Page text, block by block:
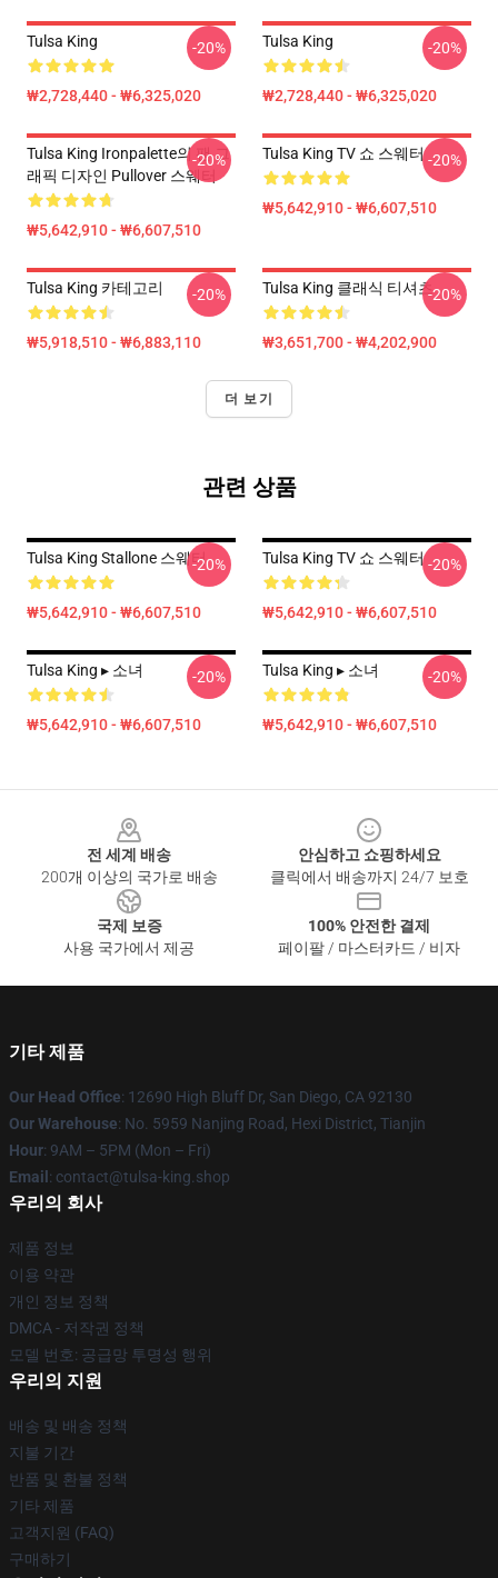
Tulsa King
₩2,728,440 - ₩6,325,020
-20% Tulsa King
₩2,728,440 - ₩6,325,020
-20%
Tulsa King Ironpalette의 팬 그
래픽 디자인 Pullover 스웨터
₩5,642,910 - ₩6,607,510
-20% Tulsa King TV 쇼 스웨터
₩5,642,910 - ₩6,607,510
-20%
Tulsa King 카테고리
₩5,918,510 - ₩6,883,110
-20% Tulsa King 클래식 티셔츠
₩3,651,700 - ₩4,202,900
-20%
더 보기
관련 상품
Tulsa King Stallone 스웨터
₩5,642,910 - ₩6,607,510
-20% Tulsa King TV 쇼 스웨터
₩5,642,910 - ₩6,607,510
-20%
Tulsa King ▸ 소녀
₩5,642,910 - ₩6,607,510
-20% Tulsa King ▸ 소녀
₩5,642,910 - ₩6,607,510
-20%
전 세계 배송
200개 이상의 국가로 배송
안심하고 쇼핑하세요
클릭에서 배송까지 24/7 보호
국제 보증
사용 국가에서 제공
100% 안전한 결제
페이팔 / 마스터카드 / 비자
기타 제품
Our Head Office: 12690 High Bluff Dr, San Diego, CA 92130
Our Warehouse: No. 5959 Nanjing Road, Hexi District, Tianjin
Hour: 9AM – 5PM (Mon – Fri)
Email : contact@tulsa-king.shop
우리의 회사
제품 정보
이용 약관
개인 정보 정책
DMCA - 저작권 정책
모델 번호: 공급망 투명성 행위
우리의 지원
배송 및 배송 정책
지불 기간
반품 및 환불 정책
기타 제품
고객지원 (FAQ)
구매하기